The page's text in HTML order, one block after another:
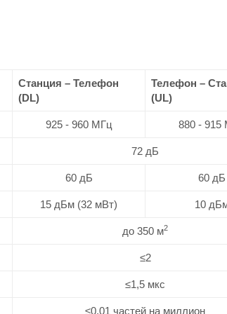
Станция – Телефон
(DL)
Телефон –
(UL)
925 - 960 МГц 880 - 915
72 дБ
60 дБ 60 дБ
15 дБм (32 мВт) 10
до 350 м2
≤2
≤1,5 мкс
≤0,01 частей на миллион